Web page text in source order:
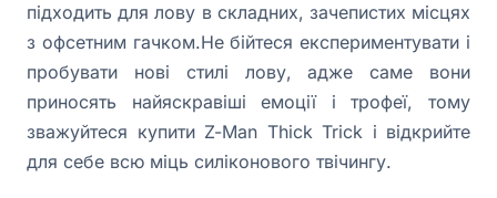
підходить для лову в складних, зачепистих місцях
з офсетним гачком.Не бійтеся експериментувати і
пробувати нові стилі лову, адже саме вони
приносять найяскравіші емоції і трофеї, тому
зважуйтеся купити Z-Man Thick Trick і відкрийте
для себе всю міць силіконового твічингу.